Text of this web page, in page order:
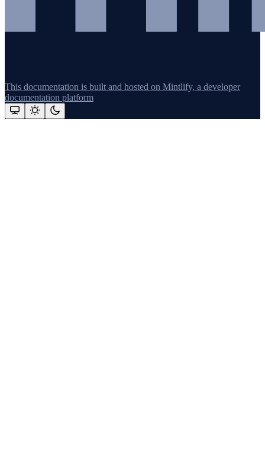
This documentation is built and hosted on Mintlify, a developer
documentation platform